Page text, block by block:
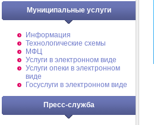
Муниципальные услуги
Информация
Технологические схемы
МФЦ
Услуги в электронном виде
Услуги опеки в электронном
виде
Госуслуги в электронном виде
Пресс-служба